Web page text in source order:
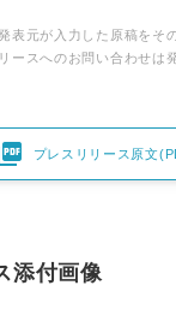
表元が入力した原稿をそ
ースへのお問い合わせは
プレスリリース原文
添付画像